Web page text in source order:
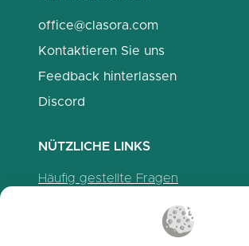
office@clasora.com
Kontaktieren Sie uns
Feedback hinterlassen
Discord
NÜTZLICHE LINKS
Häufig gestellte Fragen